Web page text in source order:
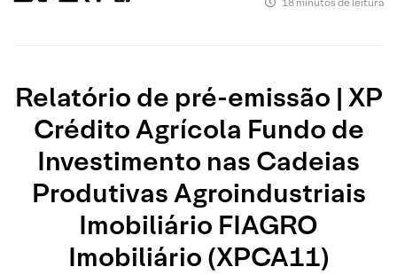
Relatório de pré-emissão | XP
Crédito Agrícola Fundo de
Investimento nas Cadeias
Produtivas Agroindustriais
Imobiliário FIAGRO
Imobiliário (XPCA11)